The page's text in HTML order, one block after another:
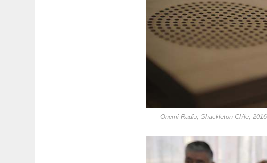
Onemi Radio, Shackleton Chile, 2016